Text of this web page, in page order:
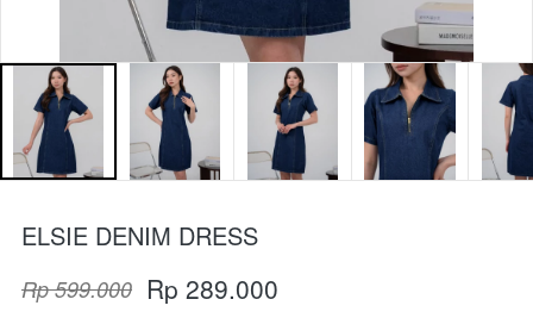
ELSIE DENIM DRESS
Rp 599.000 Rp 289.000